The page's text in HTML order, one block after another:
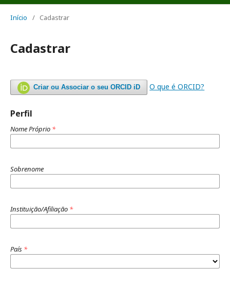
Início / Cadastrar
Cadastrar
Criar ou Associar o seu ORCID iD O que é ORCID?
Perfil
Nome Próprio *
Sobrenome
Instituição/Afiliação *
País *